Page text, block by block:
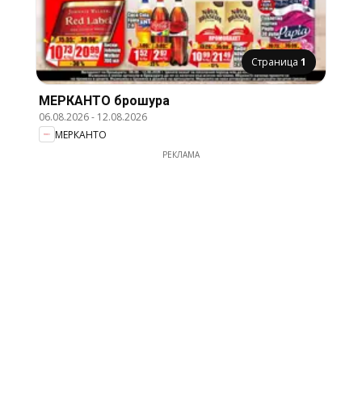
Страница 1
МЕРКАНТО брошура
06.08.2026- 12.08.2026
МЕРКАНТО
РЕКЛАМА